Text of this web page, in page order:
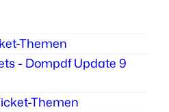
Themen
- Dompdf Update 9
Themen